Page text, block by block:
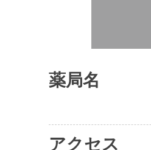
薬局名
アクセス